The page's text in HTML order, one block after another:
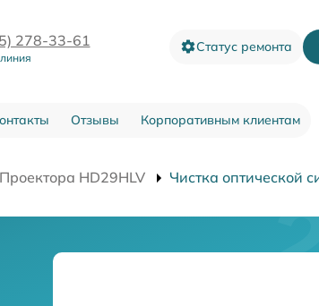
278-33-61 Статус ремонта
Отзывы Корпоративным клиентам
HD29HLV Чистка оптической